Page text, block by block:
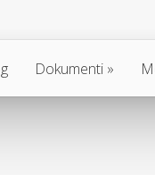
Dokumenti